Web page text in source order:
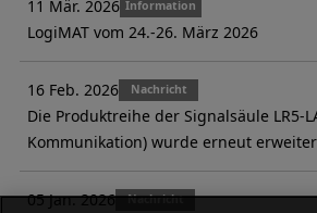
11 Mär. 2026 Information
LogiMAT vom 24.-26. März 2026
16 Feb. 2026 Nachricht
Die Produktreihe der Signalsäule LR5-
Kommunikation) wurde erneut
05 Jan. 2026 Nachricht